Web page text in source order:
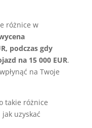
różnice w
podczas gdy
na 15 000 EUR.
na Twoje
takie różnice
uzyskać